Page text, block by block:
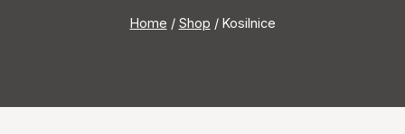
Home / Shop / Kosilnice